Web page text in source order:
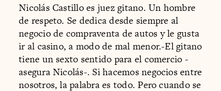
Nicolás Castillo es juez gitano. Un hombre
de respeto. Se dedica desde siempre al
negocio de compraventa de autos y le gusta
ir al casino, a modo de mal menor.-El gitano
tiene un sexto sentido para el comercio -
asegura Nicolás-. Si hacemos negocios entre
nosotros, la palabra es todo. Pero cuando se